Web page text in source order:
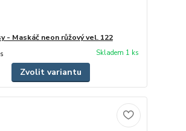
- Maskáč neon růžový vel. 122
Skladem 1 ks
Zvolit variantu